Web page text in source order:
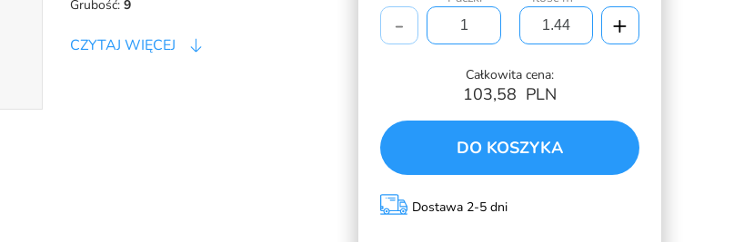
Grubość: 9
CZYTAJ WIĘCEJ
- +
Całkowita cena:
103,58 PLN
DO KOSZYKA
Dostawa 2-5 dni